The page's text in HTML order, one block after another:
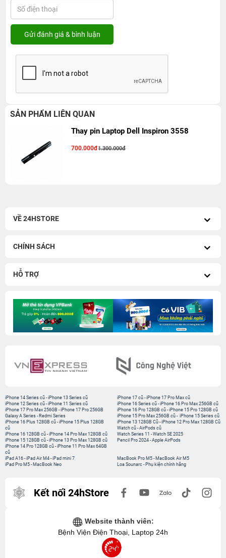
SẢN PHẨM LIÊN QUAN
Thay pin Laptop Dell Inspiron 3558
700.000đ1.300.000đ
VỀ 24HSTORE
CHÍNH SÁCH
HỖ TRỢ
iPhone 14 Series cũ -iPhone 13 Series cũ
iPhone 12 Series cũ -iPhone 11 Series cũ
iPhone 17 Pro Max 256GB -iPhone 17 Pro 256GB
Galaxy A Series - Redmi Series
iPhone 17 cũ-iPhone 17 Pro Max cũ
iPhone 16 Series cũ- iPhone 16 Pro Max 256GB cũ
iPhone 16 Pro 128GB cũ-iPhone 15 Pro 128GB cũ
iPhone 15 Pro Max 256GB cũ- iPhone 15 Series cũ
iPhone 16 Plus 128GB cũ -iPhone 15 Plus 128GB
cũ
iPhone 16 128GB cũ -iPhone 14 Pro Max 128GB cũ
iPhone 15 128GB cũ -iPhone 13 Pro Max 128GB cũ
iPhone 14 Pro 128GB cũ -iPhone 11 Pro Max 64GB
cũ
iPhone 13 128GB Cũ-iPhone 12 Pro Max 128GB Cũ
Watch cũ-AirPods cũ
Watch Series 11 -Watch SE 2025
Pencil Pro 2024-Apple AirPods
iPad A16 -iPad Air M4 -iPad mini 7
iPad Pro M5 - MacBook Neo
MacBook Pro M5- MacBook Air M5
Loa Sounarc- Phụ kiện chính hãng
Kết nối 24hStore
Website thành viên:
Bệnh Viện Điện Thoại, Laptop 24h